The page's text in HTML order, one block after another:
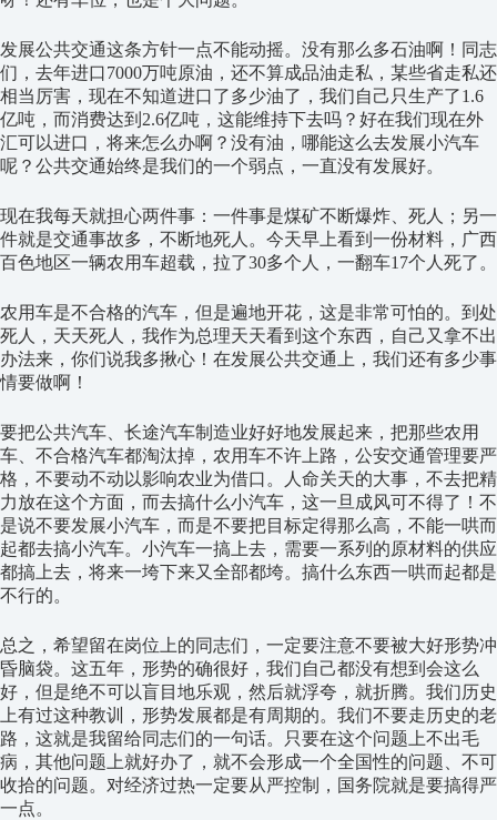
发展公共交通这条方针一点不能动摇。没有那么多石油啊！同志
们，去年进口7000万吨原油，还不算成品油走私，某些省走私还
相当厉害，现在不知道进口了多少油了，我们自己只生产了1.6
亿吨，而消费达到2.6亿吨，这能维持下去吗？好在我们现在外
汇可以进口，将来怎么办啊？没有油，哪能这么去发展小汽车
呢？公共交通始终是我们的一个弱点，一直没有发展好。
现在我每天就担心两件事：一件事是煤矿不断爆炸、死人；另一
件就是交通事故多，不断地死人。今天早上看到一份材料，广西
百色地区一辆农用车超载，拉了30多个人，一翻车17个人死了。
农用车是不合格的汽车，但是遍地开花，这是非常可怕的。到处
死人，天天死人，我作为总理天天看到这个东西，自己又拿不出
办法来，你们说我多揪心！在发展公共交通上，我们还有多少事
情要做啊！
要把公共汽车、长途汽车制造业好好地发展起来，把那些农用
车、不合格汽车都淘汰掉，农用车不许上路，公安交通管理要严
格，不要动不动以影响农业为借口。人命关天的大事，不去把精
力放在这个方面，而去搞什么小汽车，这一旦成风可不得了！不
是说不要发展小汽车，而是不要把目标定得那么高，不能一哄而
起都去搞小汽车。小汽车一搞上去，需要一系列的原材料的供应
都搞上去，将来一垮下来又全部都垮。搞什么东西一哄而起都是
不行的。
总之，希望留在岗位上的同志们，一定要注意不要被大好形势冲
昏脑袋。这五年，形势的确很好，我们自己都没有想到会这么
好，但是绝不可以盲目地乐观，然后就浮夸，就折腾。我们历史
上有过这种教训，形势发展都是有周期的。我们不要走历史的老
路，这就是我留给同志们的一句话。只要在这个问题上不出毛
病，其他问题上就好办了，就不会形成一个全国性的问题、不可
收拾的问题。对经济过热一定要从严控制，国务院就是要搞得严
一点。